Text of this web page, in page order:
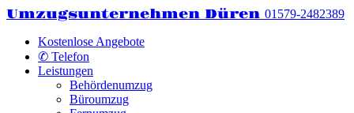
Umzugsunternehmen Düren 01579-2482389
Kostenlose Angebote
✆ Telefon
Leistungen
Behördenumzug
Büroumzug